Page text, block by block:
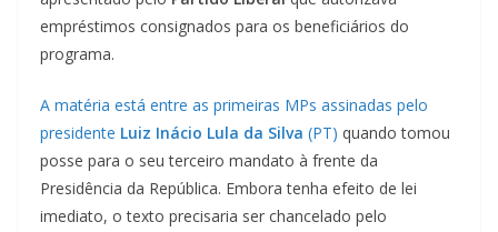
empréstimos consignados para os beneficiários do
programa.
A matéria está entre as primeiras MPs assinadas pelo
presidente Luiz Inácio Lula da Silva (PT) quando tomou
posse para o seu terceiro mandato à frente da
Presidência da República. Embora tenha efeito de lei
imediato, o texto precisaria ser chancelado pelo